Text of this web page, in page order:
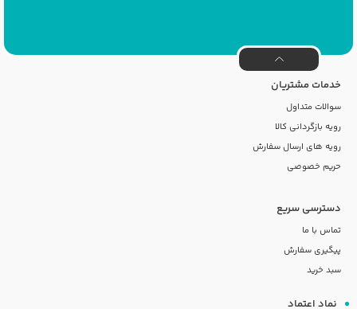
خدمات مشتریان
سوالات متداول
رویه بازگردانی کالا
رویه های ارسال سفارش
حریم خصوصی
دسترسی سریع
تماس با ما
پیگیری سفارش
سبد خرید
نماد اعتماد